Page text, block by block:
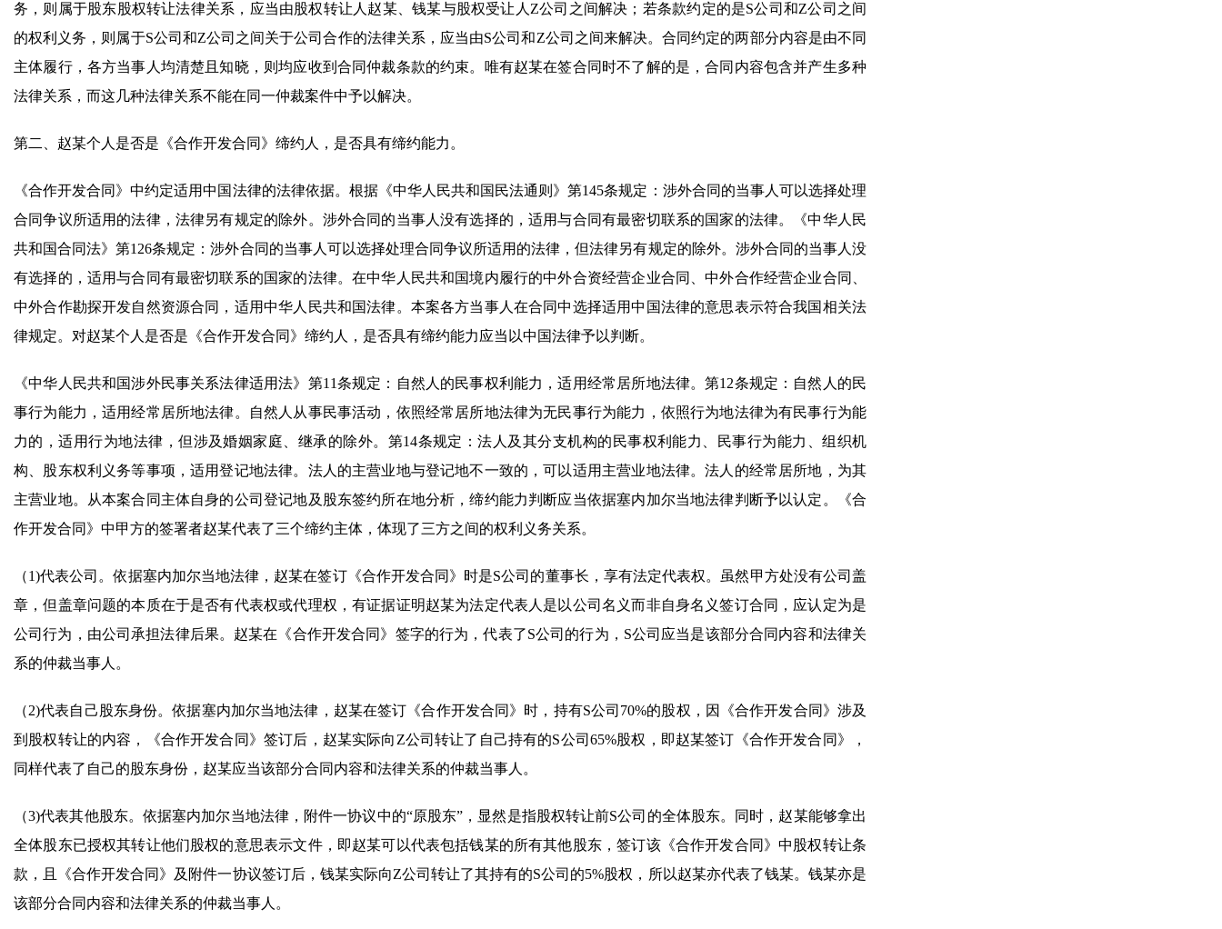
务，则属于股东股权转让法律关系，应当由股权转让人赵某、钱某与股权受让人Z公司之间解决；若条款约定的是S公司和Z公司之间
的权利义务，则属于S公司和Z公司之间关于公司合作的法律关系，应当由S公司和Z公司之间来解决。合同约定的两部分内容是由不同
主体履行，各方当事人均清楚且知晓，则均应收到合同仲裁条款的约束。唯有赵某在签合同时不了解的是，合同内容包含并产生多种
法律关系，而这几种法律关系不能在同一仲裁案件中予以解决。
第二、赵某个人是否是《合作开发合同》缔约人，是否具有缔约能力。
《合作开发合同》中约定适用中国法律的法律依据。根据《中华人民共和国民法通则》第145条规定：涉外合同的当事人可以选择处理
合同争议所适用的法律，法律另有规定的除外。涉外合同的当事人没有选择的，适用与合同有最密切联系的国家的法律。《中华人民
共和国合同法》第126条规定：涉外合同的当事人可以选择处理合同争议所适用的法律，但法律另有规定的除外。涉外合同的当事人没
有选择的，适用与合同有最密切联系的国家的法律。在中华人民共和国境内履行的中外合资经营企业合同、中外合作经营企业合同、
中外合作勘探开发自然资源合同，适用中华人民共和国法律。本案各方当事人在合同中选择适用中国法律的意思表示符合我国相关法
律规定。对赵某个人是否是《合作开发合同》缔约人，是否具有缔约能力应当以中国法律予以判断。
《中华人民共和国涉外民事关系法律适用法》第11条规定：自然人的民事权利能力，适用经常居所地法律。第12条规定：自然人的民
事行为能力，适用经常居所地法律。自然人从事民事活动，依照经常居所地法律为无民事行为能力，依照行为地法律为有民事行为能
力的，适用行为地法律，但涉及婚姻家庭、继承的除外。第14条规定：法人及其分支机构的民事权利能力、民事行为能力、组织机
构、股东权利义务等事项，适用登记地法律。法人的主营业地与登记地不一致的，可以适用主营业地法律。法人的经常居所地，为其
主营业地。从本案合同主体自身的公司登记地及股东签约所在地分析，缔约能力判断应当依据塞内加尔当地法律判断予以认定。《合
作开发合同》中甲方的签署者赵某代表了三个缔约主体，体现了三方之间的权利义务关系。
（1)代表公司。依据塞内加尔当地法律，赵某在签订《合作开发合同》时是S公司的董事长，享有法定代表权。虽然甲方处没有公司盖
章，但盖章问题的本质在于是否有代表权或代理权，有证据证明赵某为法定代表人是以公司名义而非自身名义签订合同，应认定为是
公司行为，由公司承担法律后果。赵某在《合作开发合同》签字的行为，代表了S公司的行为，S公司应当是该部分合同内容和法律关
系的仲裁当事人。
（2)代表自己股东身份。依据塞内加尔当地法律，赵某在签订《合作开发合同》时，持有S公司70%的股权，因《合作开发合同》涉及
到股权转让的内容，《合作开发合同》签订后，赵某实际向Z公司转让了自己持有的S公司65%股权，即赵某签订《合作开发合同》，
同样代表了自己的股东身份，赵某应当该部分合同内容和法律关系的仲裁当事人。
（3)代表其他股东。依据塞内加尔当地法律，附件一协议中的“原股东”，显然是指股权转让前S公司的全体股东。同时，赵某能够拿出
全体股东已授权其转让他们股权的意思表示文件，即赵某可以代表包括钱某的所有其他股东，签订该《合作开发合同》中股权转让条
款，且《合作开发合同》及附件一协议签订后，钱某实际向Z公司转让了其持有的S公司的5%股权，所以赵某亦代表了钱某。钱某亦是
该部分合同内容和法律关系的仲裁当事人。